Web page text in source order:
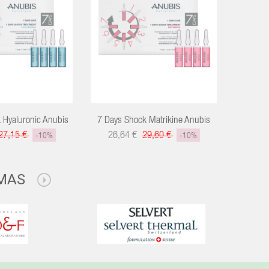
Hyaluronic Anubis
€ -10%
7 Days Shock Matrikine Anubis
26,64 € 29,60 € -10%